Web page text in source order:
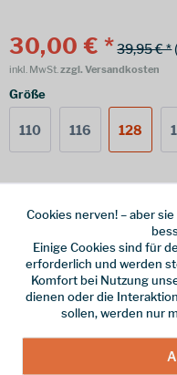
30,00 € * 39,95 € *
inkl. MwSt.zzgl. Versandkosten
Größe
110 116 128
Online bestellen
vorrätig | Lieferzeit 1-
Cookies nerven! – aber
Einige Cookies sind für
erforderlich und werden
Komfort bei Nutzung
dienen oder die
sollen, werden nur